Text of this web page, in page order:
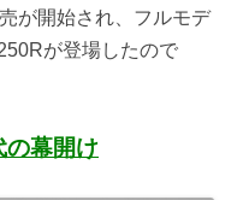
が開始され、フルモデ
が登場したので
の幕開け